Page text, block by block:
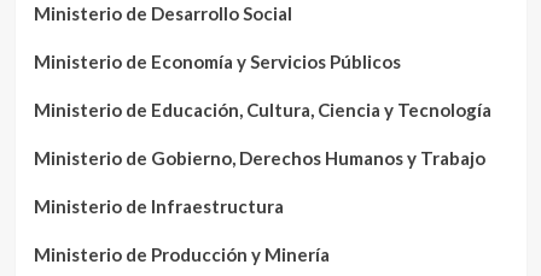
Ministerio de Desarrollo Social
Ministerio de Economía y Servicios Públicos
Ministerio de Educación, Cultura, Ciencia y Tecnología
Ministerio de Gobierno, Derechos Humanos y Trabajo
Ministerio de Infraestructura
Ministerio de Producción y Minería